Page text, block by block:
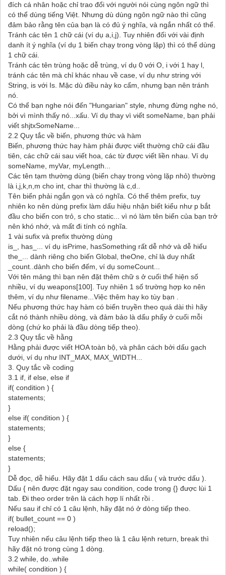
đích cá nhân hoặc chỉ trao đổi với người nói cùng ngôn ngữ thì
có thể dùng tiếng Việt. Nhưng dù dùng ngôn ngữ nào thì cũng
đảm bảo rằng tên của bạn là có đủ ý nghĩa, và ngắn nhất có thể.
Tránh các tên 1 chữ cái (ví dụ a,i,j). Tuy nhiên đối với vài định
danh ít ý nghĩa (ví dụ 1 biến chạy trong vòng lặp) thì có thể dùng
1 chữ cái.
Tránh các tên trùng hoặc dễ trùng, ví dụ 0 với O, i với 1 hay l,
tránh các tên mà chỉ khác nhau về case, ví dụ như string với
String, is với Is. Mặc dù điều này ko cấm, nhưng bạn nên tránh
nó.
Có thể bạn nghe nói đến "Hungarian" style, nhưng đừng nghe nó,
bởi vì mình thấy nó...xấu. Ví dụ thay vì viết someName, bạn phải
viết shjtxSomeName...
2.2 Quy tắc về biến, phương thức và hàm
Biến, phương thức hay hàm phải được viết thường chữ cái đầu
tiên, các chữ cái sau viết hoa, các từ được viết liền nhau. Ví dụ
someName, myVar, myLength...
Các tên tạm thường dùng (biến chạy trong vòng lặp nhỏ) thường
là i,j,k,n,m cho int, char thì thường là c,d..
Tên biến phải ngắn gọn và có nghĩa. Có thể thêm prefix, tuy
nhiên ko nên dùng prefix làm dấu hiệu nhận biết kiểu như p bắt
đầu cho biến con trỏ, s cho static... vì nó làm tên biến của bạn trở
nên khó nhớ, và mất đi tính có nghĩa.
1 vài sufix và prefix thường dùng
is_, has_... ví dụ isPrime, hasSomething rất dễ nhớ và dễ hiểu
the_... dành riêng cho biến Global, theOne, chỉ là duy nhất
_count..dành cho biến đếm, ví dụ someCount...
Với tên mảng thì bạn nên đặt thêm chữ s ở cuối thể hiện số
nhiều, ví dụ weapons[100]. Tuy nhiên 1 số trường hợp ko nên
thêm, ví dụ như filename...Việc thêm hay ko tùy bạn .
Nếu phương thức hay hàm có biến truyền theo quá dài thì hãy
cắt nó thành nhiều dòng, và đảm bảo là dấu phẩy ở cuối mỗi
dòng (chứ ko phải là đầu dòng tiếp theo).
2.3 Quy tắc về hằng
Hằng phải được viết HOA toàn bộ, và phân cách bởi dấu gạch
dưới, ví dụ như INT_MAX, MAX_WIDTH...
3. Quy tắc về coding
3.1 if, if else, else if
if( condition ) {
statements;
}
else if( condition ) {
statements;
}
else {
statements;
}
Dễ đọc, dễ hiểu. Hãy đặt 1 dấu cách sau dấu ( và trước dấu ).
Dấu { nên được đặt ngay sau condition, code trong {} được lùi 1
tab. Đi theo order trên là cách hợp lí nhất rồi .
Nếu sau if chỉ có 1 câu lệnh, hãy đặt nó ở dòng tiếp theo.
if( bullet_count == 0 )
reload();
Tuy nhiên nếu câu lệnh tiếp theo là 1 câu lệnh return, break thì
hãy đặt nó trong cùng 1 dòng.
3.2 while, do..while
while( condition ) {